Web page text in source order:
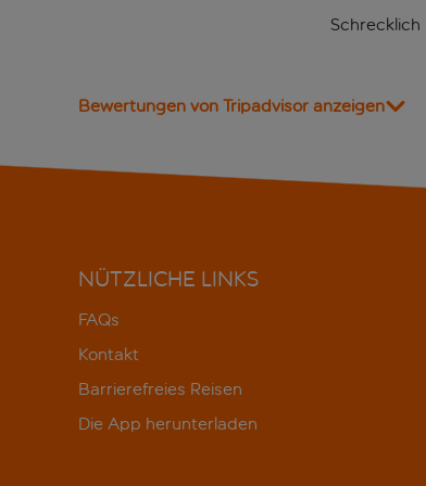
Schrecklich
Bewertungen von Tripadvisor anzeigen
NÜTZLICHE LINKS
FAQs
Kontakt
Barrierefreies Reisen
Die App herunterladen